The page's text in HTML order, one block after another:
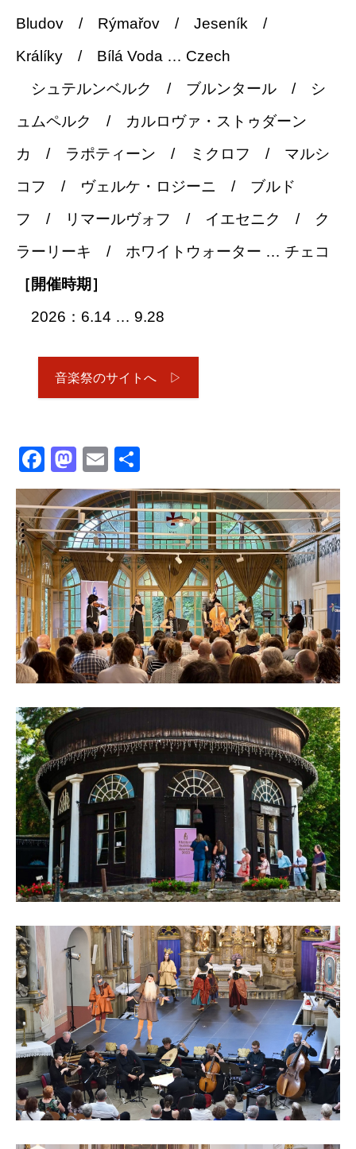
Bludov / Rýmařov / Jeseník /
Králíky / Bílá Voda … Czech
シュテルンベルク / ブルンタール / シ
ュムペルク / カルロヴァ・ストゥダーン
カ / ラポティーン / ミクロフ / マルシ
コフ / ヴェルケ・ロジーニ / ブルド
フ / リマールヴォフ / イエセニク / ク
ラーリーキ / ホワイトウォーター … チェコ
［開催時期］
2026：6.14 … 9.28
音楽祭のサイトへ ▷
Facebook
Mastodon
Email
有